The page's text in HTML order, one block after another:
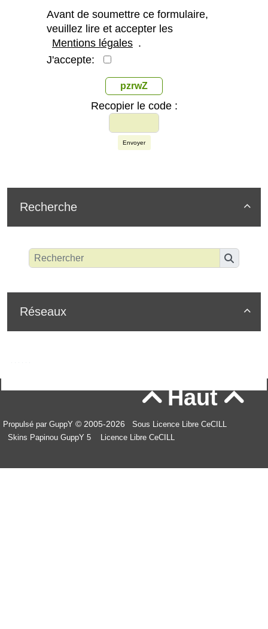
Avant de soumettre ce formulaire,
veuillez lire et accepter les
Mentions légales .
J'accepte:
pzrwZ
Recopier le code :
Envoyer

Recherche

Réseaux
Haut
Propulsé par GuppY © 2005-2026
Sous Licence Libre CeCILL
Skins Papinou GuppY 5
Licence Libre CeCILL